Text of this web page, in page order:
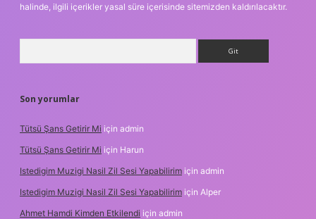
halinde, ilgili içerikler yasal süre içerisinde sitemizden kaldırılacaktır.
Son yorumlar
Tütsü Şans Getirir Mi için admin
Tütsü Şans Getirir Mi için Harun
Istedigim Muzigi Nasil Zil Sesi Yapabilirim için admin
Istedigim Muzigi Nasil Zil Sesi Yapabilirim için Alper
Ahmet Hamdi Kimden Etkilendi için admin